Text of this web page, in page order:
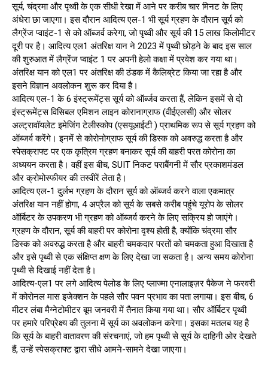
सूर्य, चंद्रमा और पृथ्‍वी के एक सीधी रेखा में आने पर करीब चार मिनट के लिए
अंधेरा छा जाएगा। इस दौरान आदित्‍य एल-1 भी सूर्य ग्रहण के दौरान सूर्य को
लैग्रेंज प्‍वाइंट-1 से को ऑब्‍जर्व करेगा, जो पृथ्‍वी और सूर्य की 15 लाख किलोमीटर
दूरी पर है। आदित्य एल1 अंतरिक्ष यान ने 2023 में पृथ्वी छोड़ने के बाद इस साल
की शुरुआत में लैग्रेंज प्वाइंट 1 पर अपनी हेलो कक्षा में प्रवेश कर गया था।
अंतरिक्ष यान को एल1 पर अंतरिक्ष की ठंडक में कैलिब्रेट किया जा रहा है और
इसने विज्ञान अवलोकन शुरू कर दिया है।
आदित्‍य एल-1 के 6 इंस्‍ट्रूमेंट्स सूर्य को ऑर्ब्‍जव करता हैं, लेकिन इसमें से दो
इंस्‍ट्रूमेंट्स विसि‍बल एमिशन लाइन कोरानाग्राफ (वीईएलसी) और सोलर
अल्‍ट्रावॉयलेट इमेजिंग टेलीस्‍कोप (एसयूआईटी ) प्राथमिक रूप से सूर्य ग्रहण को
ऑब्‍जर्व करेंगे। इनमें से कोरोनोग्राफ सूर्य की डिस्क को अवरुद्ध करता है और
स्‍पेसक्राफ्ट पर एक कृत्रिम ग्रहण बनाकर सूर्य की बाहरी परत कोरोना का
अध्ययन करता है। वहीं इस बीच, SUIT निकट पराबैंगनी में सौर प्रकाशमंडल
और क्रोमोस्फीयर की तस्वीरें लेता है।
आदित्य एल-1 दुर्लभ ग्रहण के दौरान सूर्य को ऑब्‍जर्व करने वाला एकमात्र
अंतरिक्ष यान नहीं होगा, 4 अप्रैल को सूर्य के सबसे करीब पहुंचे यूरोप के सोलर
ऑर्बिटर के उपकरण भी ग्रहण को ऑब्‍जर्व करने के लिए सक्रिय हो जाएंगे।
ग्रहण के दौरान, सूर्य की बाहरी पर कोरोना दृश्‍य होती है, क्योंकि चंद्रमा सौर
डिस्क को अवरुद्ध करता है और बाहरी चमकदार परतों को चमकता हुआ दिखाता है
और इसे पृथ्वी से एक संक्षिप्त क्षण के लिए देखा जा सकता है। अन्य समय कोरोना
पृथ्‍वी से दिखाई नहीं देता है।
आदित्य-एल1 पर लगे आदित्य पेलोड के लिए प्लाज्मा एनालाइज़र पैकेज ने फरवरी
में कोरोनल मास इजेक्शन के पहले सौर पवन प्रभाव का पता लगाया। इस बीच, 6
मीटर लंबा मैग्नेटोमीटर बूम जनवरी में तैनात किया गया था। सौर ऑर्बिटर पृथ्वी
पर हमारे परिप्रेक्ष्य की तुलना में सूर्य का अवलोकन करेगा। इसका मतलब यह है
कि सूर्य के बाहरी वातावरण की संरचनाएं, जो हम पृथ्वी से सूर्य के दाहिनी ओर देखते
हैं, उन्हें स्‍पेसक्राफ्ट द्वारा सीधे आमने-सामने देखा जाएगा।